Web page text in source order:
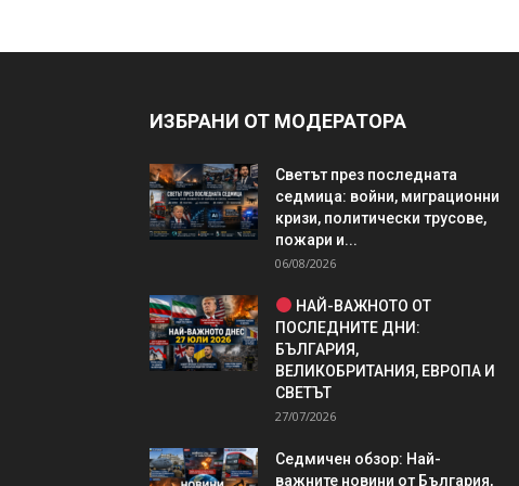
ИЗБРАНИ ОТ МОДЕРАТОРА
Светът през последната
седмица: войни, миграционни
кризи, политически трусове,
пожари и...
06/08/2026
НАЙ-ВАЖНОТО ОТ
ПОСЛЕДНИТЕ ДНИ:
БЪЛГАРИЯ,
ВЕЛИКОБРИТАНИЯ, ЕВРОПА И
СВЕТЪТ
27/07/2026
Седмичен обзор: Най-
важните новини от България,